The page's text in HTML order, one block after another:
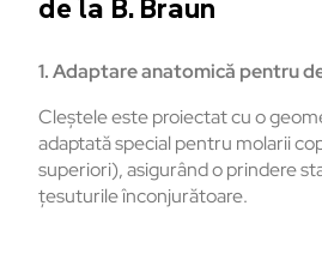
de la B. Braun
1. Adaptare anatomică pentru
Cleștele este proiectat cu o
adaptată special pentru molarii
superiori), asigurând o prindere
țesuturile înconjurătoare.